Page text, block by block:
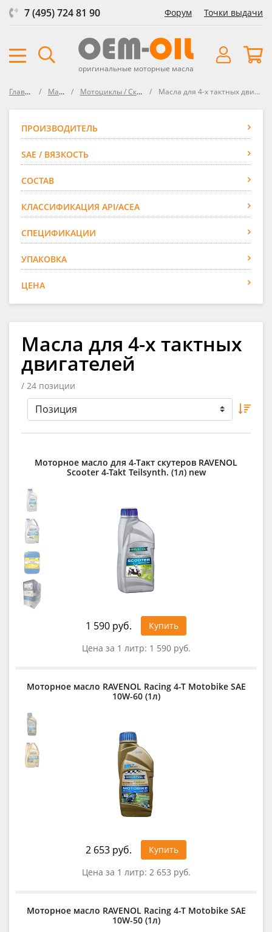
7 (495) 724 81 90 Форум Точки выдачи
оригинальные моторные масла
Главная Масла Мотоциклы / Скутеры Масла для 4-х тактных двигателей
ПРОИЗВОДИТЕЛЬ
SAE / ВЯЗКОСТЬ
СОСТАВ
КЛАССИФИКАЦИЯ API/ACEA
СПЕЦИФИКАЦИИ
УПАКОВКА
ЦЕНА
Масла для 4-х тактных
двигателей
/ 24 позиции
Моторное масло для 4-Такт скутеров RAVENOL
Scooter 4-Takt Teilsynth. (1л) new
1 590 руб.
Купить
Цена за 1 литр: 1 590 руб.
Моторное масло RAVENOL Racing 4-T Motobike SAE
10W-60 (1л)
2 653 руб.
Купить
Цена за 1 литр: 2 653 руб.
Моторное масло RAVENOL Racing 4-T Motobike SAE
10W-50 (1л)